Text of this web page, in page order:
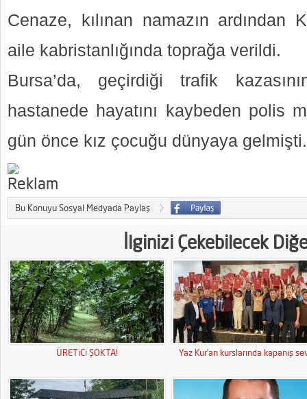
Cenaze, kılınan namazın ardından
aile kabristanlığında toprağa verildi.
Bursa’da, geçirdiği trafik
hastanede hayatını kaybeden polis
gün önce kız çocuğu dünyaya gelmişti.
Bu Konuyu Sosyal Medyada Paylaş
İlginizi Çekebilecek
ÜRETiCi ŞOKTA! Yaz Kur’an kurslarında kapanış